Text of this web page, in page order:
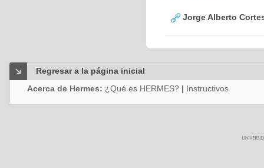
Jorge Alberto
Regresar a la página inicial
Acerca de Hermes: ¿Qué es HERMES? | Instructivos